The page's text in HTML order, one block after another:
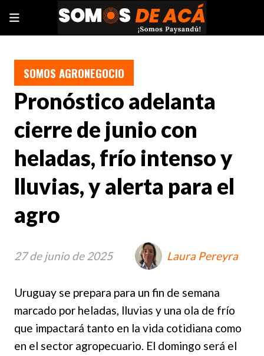
Pronóstico adelanta
cierre de junio con
heladas, frío intenso y
lluvias, y alerta para el
agro
Uruguay se prepara para un fin de semana
marcado por heladas, lluvias y una ola de frío
que impactará tanto en la vida cotidiana como
en el sector agropecuario. El domingo será el
SOMOS AGRONEGOCIO
27 de junio de 2025 Laura Pereyra